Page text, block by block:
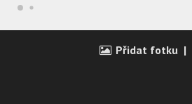
Přidat fotku |